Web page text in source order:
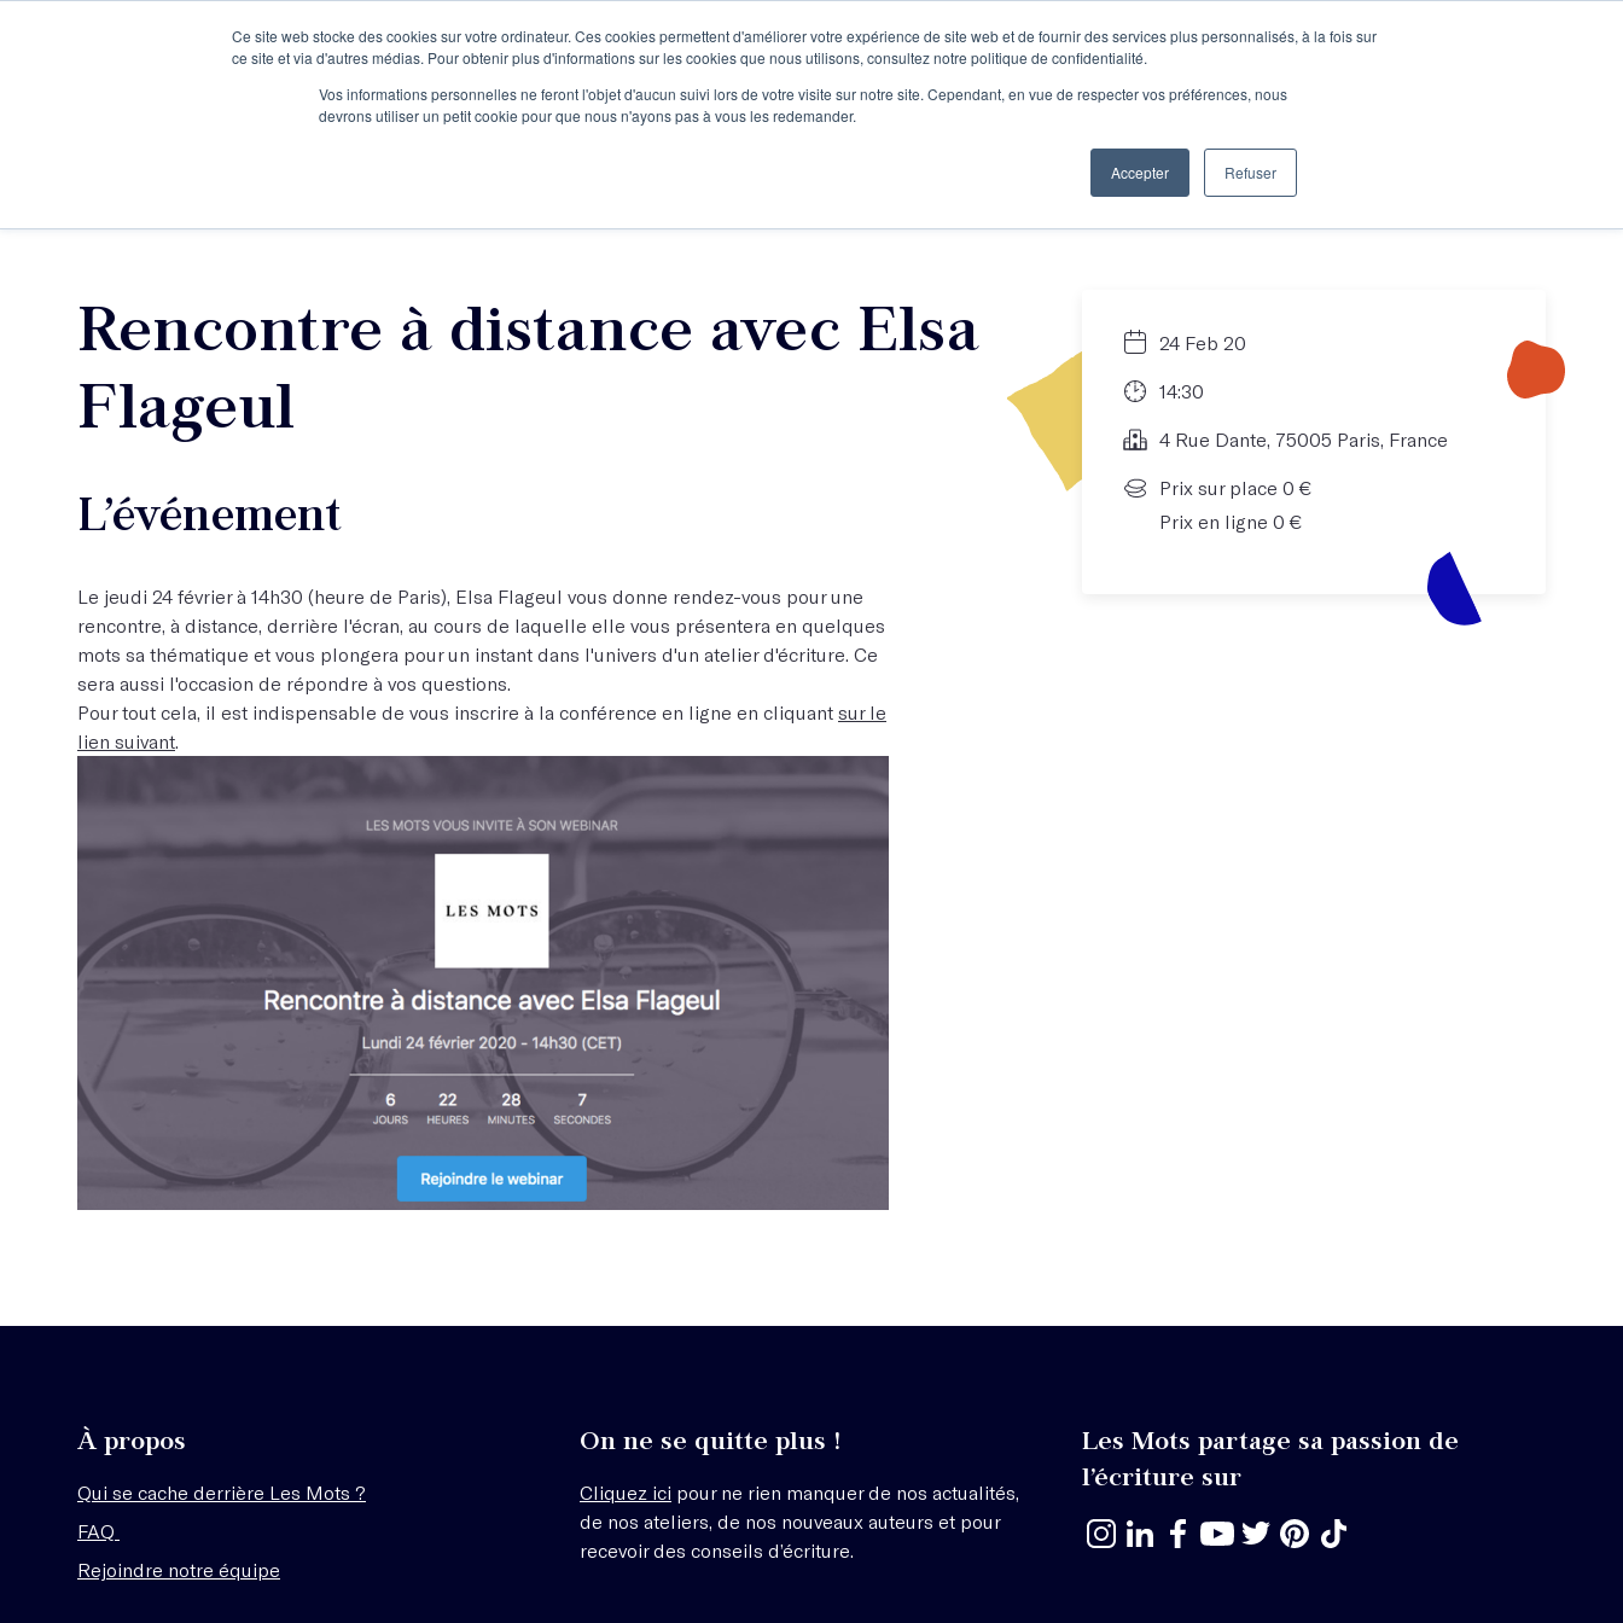
Ce site web stocke des cookies sur votre ordinateur. Ces cookies permettent d'améliorer votre expérience de site web et de fournir des services plus personnalisés, à la fois sur
ce site et via d'autres médias. Pour obtenir plus d'informations sur les cookies que nous utilisons, consultez notre politique de confidentialité.
Vos informations personnelles ne feront l'objet d'aucun suivi lors de votre visite sur notre site. Cependant, en vue de respecter vos préférences, nous
devrons utiliser un petit cookie pour que nous n'ayons pas à vous les redemander.
Accepter Refuser
Je participe à une session d’information Le podcast L'infolettre Se connecter Je découvre les ateliers
Entreprises
24 Feb 20
14:30
4 Rue Dante, 75005 Paris, France
Prix sur place 0 €
Prix en ligne 0 €
Rencontre à distance avec Elsa
Flageul
L’événement
Le jeudi 24 février à 14h30 (heure de Paris), Elsa Flageul vous donne rendez-vous pour une
rencontre, à distance, derrière l'écran, au cours de laquelle elle vous présentera en quelques
mots sa thématique et vous plongera pour un instant dans l'univers d'un atelier d'écriture. Ce
sera aussi l'occasion de répondre à vos questions.
Pour tout cela, il est indispensable de vous inscrire à la conférence en ligne en cliquant sur le
lien suivant.
À propos
Qui se cache derrière Les Mots ?
FAQ
Rejoindre notre équipe
On ne se quitte plus !
Cliquez ici pour ne rien manquer de nos actualités,
de nos ateliers, de nos nouveaux auteurs et pour
recevoir des conseils d’écriture.
Les Mots partage sa passion de
l’écriture sur